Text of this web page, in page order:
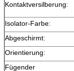
Kontaktversilberung:
Isolator-Farbe:
Abgeschirmt:
Orientierung:
Fügender